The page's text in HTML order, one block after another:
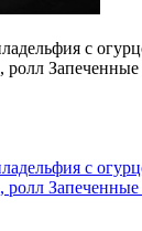
с
Запеченные
с
Запеченные